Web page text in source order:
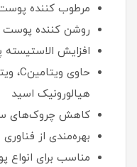
مرطوب کننده
روشن کننده پوست
افزایش
هیالورونیک اسید
کاهش چروک‌های
بهره‌مندی از فناوری
مناسب برای انواع